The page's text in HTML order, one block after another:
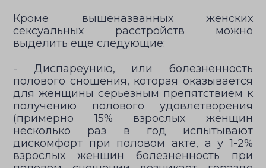
Кроме вышеназванных женских
сексуальных расстройств можно
выделить еще следующие:
- Диспареунию, или болезненность
полового сношения, которая оказывается
для женщины серьезным препятствием к
получению полового удовлетворения
(примерно 15% взрослых женщин
несколько раз в год испытывают
дискомфорт при половом акте, а у 1-2%
взрослых женщин болезненность при